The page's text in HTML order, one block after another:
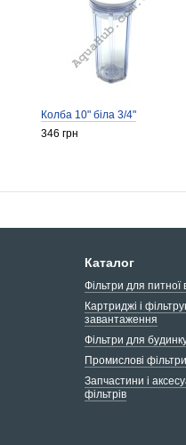
Колба 10" біла 3/4"
346 грн
Каталог
Фільтри для питної
Картриджі і
завантаження
Фільтри для
Промислові фільтри
Запчастини і
фільтрів